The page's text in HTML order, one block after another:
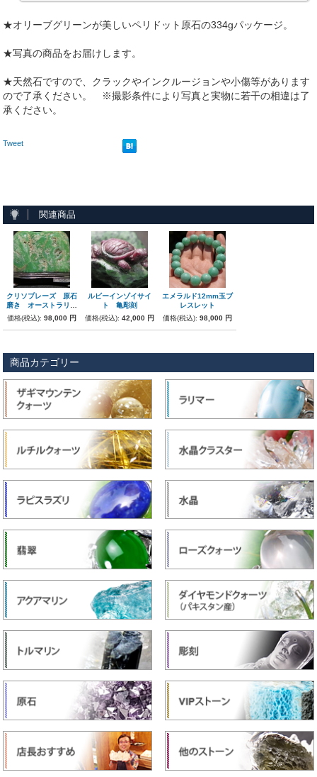
★オリーブグリーンが美しいペリドット原石の334gパッケージ。
★写真の商品をお届けします。
★天然石ですので、クラックやインクルージョンや小傷等があります
ので了承ください。 ※撮影条件により写真と実物に若干の相違は了
承ください。
Tweet
関連商品
クリソプレーズ 原石
磨き オーストラリア
産 1.1kg
価格(税込):98,000 円
ルビーインゾイサイ
ト 亀彫刻
価格(税込):42,000 円
エメラルド12mm玉ブ
レスレット
価格(税込): 98,000 円
商品カテゴリー